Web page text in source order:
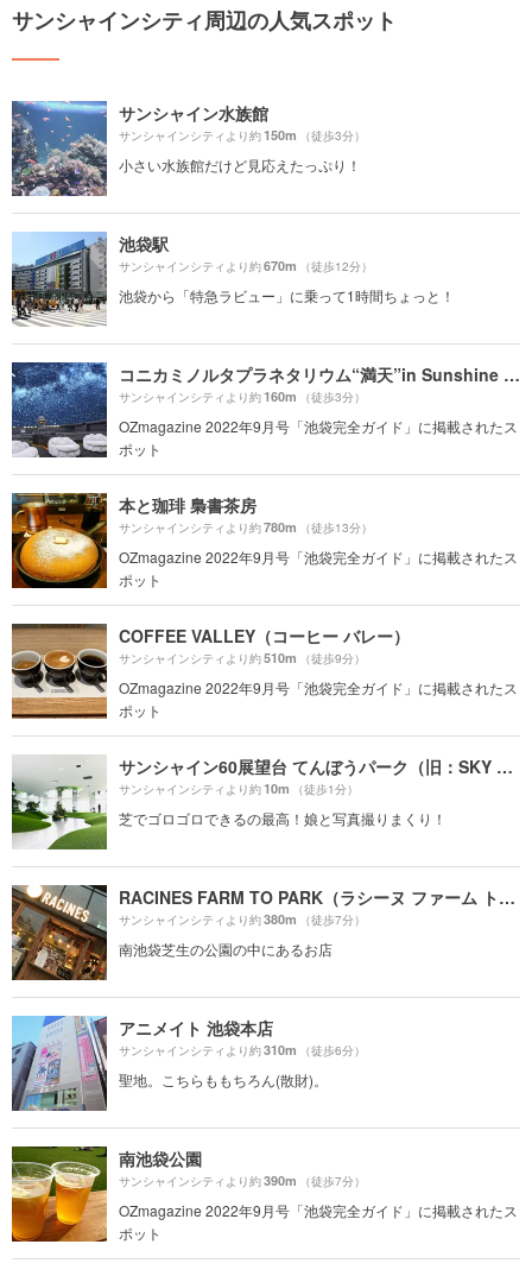
サンシャインシティ周辺の人気スポット
サンシャイン水族館
サンシャインシティより約150m （徒歩3分）
小さい水族館だけど見応えたっぷり！
池袋駅
サンシャインシティより約670m （徒歩12分）
池袋から「特急ラビュー」に乗って1時間ちょっと！
コニカミノルタプラネタリウム“満天”in Sunshine City
サンシャインシティより約160m （徒歩3分）
OZmagazine 2022年9月号「池袋完全ガイド」に掲載されたス
ポット
本と珈琲 梟書茶房
サンシャインシティより約780m （徒歩13分）
OZmagazine 2022年9月号「池袋完全ガイド」に掲載されたス
ポット
COFFEE VALLEY（コーヒー バレー）
サンシャインシティより約510m （徒歩9分）
OZmagazine 2022年9月号「池袋完全ガイド」に掲載されたス
ポット
サンシャイン60展望台 てんぼうパーク（旧：SKY CIRCUS サンシャイン60展望台）
サンシャインシティより約10m （徒歩1分）
芝でゴロゴロできるの最高！娘と写真撮りまくり！
RACINES FARM TO PARK（ラシーヌ ファーム トゥー パーク）
サンシャインシティより約380m （徒歩7分）
南池袋芝生の公園の中にあるお店
アニメイト 池袋本店
サンシャインシティより約310m （徒歩6分）
聖地。こちらももちろん(散財)。
南池袋公園
サンシャインシティより約390m （徒歩7分）
OZmagazine 2022年9月号「池袋完全ガイド」に掲載されたス
ポット